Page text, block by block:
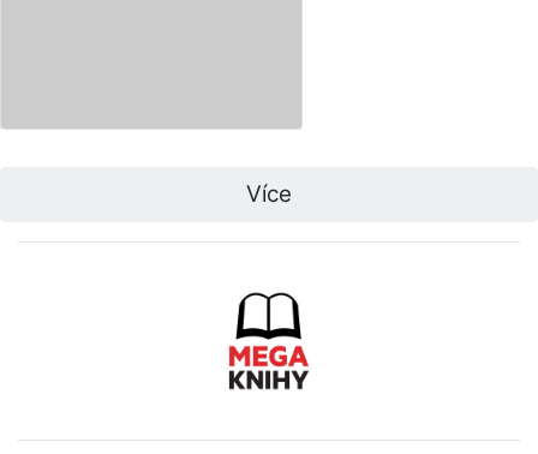
Více